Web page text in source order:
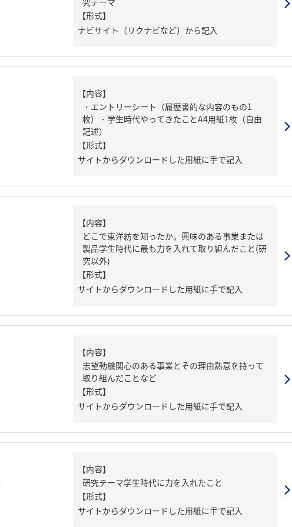
【形式】
ナビサイト（リクナビなど）から記入
【内容】
・エントリーシート（履歴書的な内容のもの1
枚）・学生時代やってきたことA4用紙1枚（自由
記述）
【形式】
サイトからダウンロードした用紙に手で記入
【内容】
どこで東洋紡を知ったか。興味のある事業または
製品学生時代に最も力を入れて取り組んだこと(研
究以外)
【形式】
サイトからダウンロードした用紙に手で記入
【内容】
志望動機関心のある事業とその理由熱意を持って
取り組んだことなど
【形式】
サイトからダウンロードした用紙に手で記入
【内容】
研究テーマ学生時代に力を入れたこと
【形式】
サイトからダウンロードした用紙に手で記入